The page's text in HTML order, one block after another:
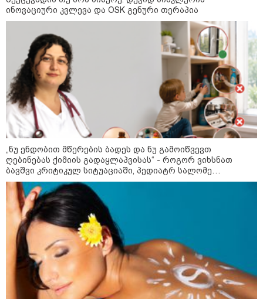
09:55 / 05-08-2026
მორიგი თავდასხმა Wildberries-
ის საწყობზე - დრონებით
თავდასხმის შემდეგ, ტულას
ოლქში მდებარე საწყობში
09:12 / 05-08-2026
14 გარდაცვლილი, 22
დაშავებული, მასშტაბური
ხანძარი - რუსეთმა კიევზე
იერიში ბალისტიკური
რაკეტებით მიიტანა
მორიგი თავდასხმა რუსეთში,
ნავთობგადამამუშავებელ
ქარხანაზე - რა დეტალებია
ცნობილი
კატეგორიის ყველა სიახლე
ინოვაციური კვლევა და OSK გენური თერაპია
„ნუ ენდობით მწერების ბადეს და ნუ გამოიწვევთ
ღებინებას ქიმიის გადაყლაპვისას“ - როგორ ვიხსნათ
ბავშვი კრიტიკულ სიტუაციაში, პედიატრ სალომე
ახვლედიანის რჩევები